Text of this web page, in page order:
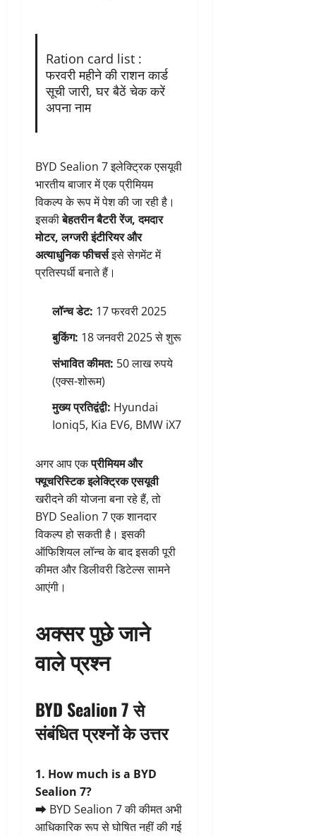
Ration card list :
फरवरी महीने की राशन कार्ड
सूची जारी, घर बैठें चेक करें
अपना नाम
BYD Sealion 7 इलेक्ट्रिक एसयूवी
भारतीय बाजार में एक प्रीमियम
विकल्प के रूप में पेश की जा रही है।
इसकीबेहतरीन बैटरी रेंज, दमदार
मोटर, लग्जरी इंटीरियर और
अत्याधुनिक फीचर्सइसे सेगमेंट में
प्रतिस्पर्धी बनाते हैं।
लॉन्च डेट: 17 फरवरी 2025
बुकिंग: 18 जनवरी 2025 से शुरू
संभावित कीमत: 50 लाख रुपये
(एक्स-शोरूम)
मुख्य प्रतिद्वंद्वी: Hyundai
Ioniq5, Kia EV6, BMW iX7
अगर आप एकप्रीमियम और
फ्यूचरिस्टिक इलेक्ट्रिक एसयूवी
खरीदने की योजना बना रहे हैं, तो
BYD Sealion 7 एक शानदार
विकल्प हो सकती है। इसकी
ऑफिशियल लॉन्च के बाद इसकी पूरी
कीमत और डिलीवरी डिटेल्स सामने
आएंगी।
अक्सर पुछे जाने
वाले प्रश्न
BYD Sealion 7 से
संबंधित प्रश्नों के उत्तर
1. How much is a BYD
Sealion 7?
➡ BYD Sealion 7 की कीमत अभी
आधिकारिक रूप से घोषित नहीं की गई